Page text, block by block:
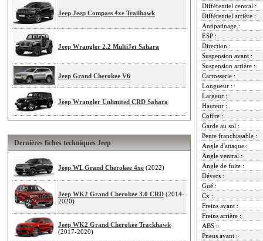
Jeep Jeep Compass 4xe Trailhawk
Jeep Wrangler 2.2 MultiJet Sahara
Jeep Grand Cherokee V6
Jeep Wrangler Unlimited CRD Sahara
Dernières fiches techniques Jeep
Jeep WL Grand Cherokee 4xe (2022)
Jeep WK2 Grand Cherokee 3.0 CRD (2014-
2020)
Jeep WK2 Grand Cherokee Trackhawk
(2017-2020)
Différentiel central :
Différentiel arrière :
Antipatinage :
ESP :
Direction :
Suspension avant :
Suspension arrière :
Carrosserie :
Longueur :
Largeur :
Hauteur :
Coffre :
Garde au sol :
Pente franchissable :
Angle d'attaque :
Angle ventral :
Angle de fuite :
Dévers :
Gué :
Cx :
Freins avant :
Freins arrière :
ABS :
Pneus avant :